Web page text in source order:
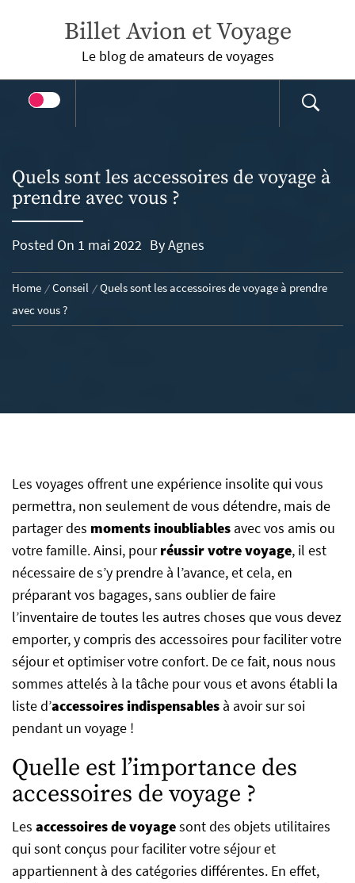
Billet Avion et Voyage
Le blog de amateurs de voyages
Quels sont les accessoires de voyage à
prendre avec vous ?
Posted On 1 mai 2022 ByAgnes
Home Conseil
Quels sont les accessoires de voyage à prendre
avec vous ?
Les voyages offrent une expérience insolite qui vous
permettra, non seulement de vous détendre, mais de
partager des moments inoubliables avec vos amis ou
votre famille. Ainsi, pourréussir votre voyage, il est
nécessaire de s’y prendre à l’avance, et cela, en
préparant vos bagages, sans oublier de faire
l’inventaire de toutes les autres choses que vous devez
emporter, y compris des accessoires pour faciliter votre
séjour et optimiser votre confort. De ce fait, nous nous
sommes attelés à la tâche pour vous et avons établi la
liste d’accessoires indispensables à avoir sur soi
pendant un voyage !
Quelle est l’importance des
accessoires de voyage ?
Les accessoires de voyagesont des objets utilitaires
qui sont conçus pour faciliter votre séjour et
appartiennent à des catégories différentes. En effet,